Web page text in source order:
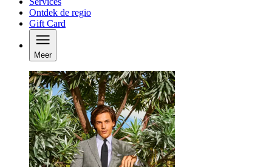
Ontdek de regio
Gift Card
Meer